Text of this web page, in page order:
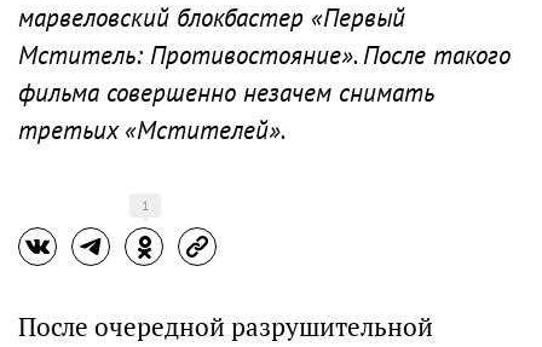
марвеловский блокбастер «Первый
Мститель: Противостояние». После такого
фильма совершенно незачем снимать
третьих «Мстителей».
1
После очередной разрушительной